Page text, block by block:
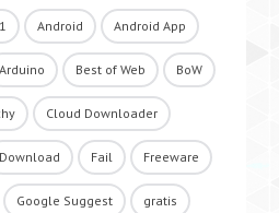
Android Android App
Arduino Best of Web BoW
Cloud Downloader
Download Fail Freeware
Google Suggest gratis